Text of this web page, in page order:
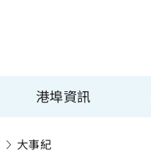
港埠資訊
大事紀